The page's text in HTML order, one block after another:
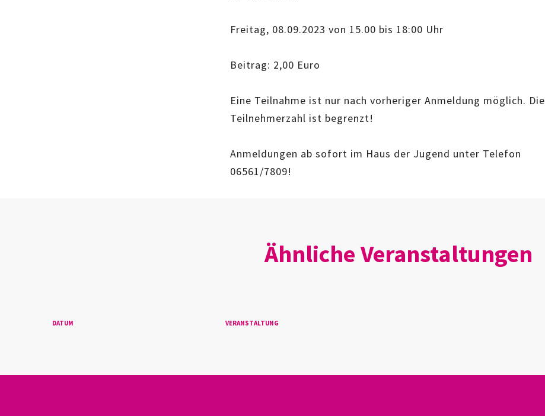
Freitag, 08.09.2023 von 15.00 bis 18:00 Uhr
Beitrag: 2,00 Euro
Eine Teilnahme ist nur nach vorheriger Anmeldung möglich. Die
Teilnehmerzahl ist begrenzt!
Anmeldungen ab sofort im Haus der Jugend unter Telefon
06561/7809!
Ähnliche Veranstaltungen
DATUM VERANSTALTUNG